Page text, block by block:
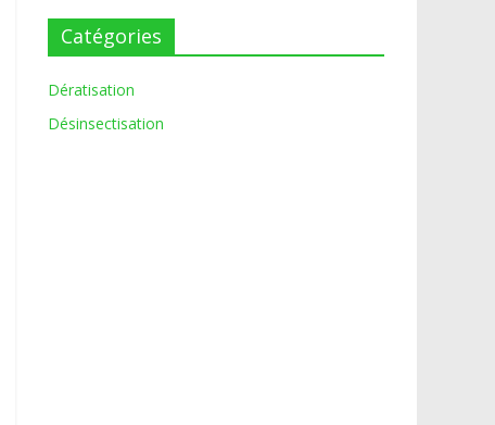
Catégories
Dératisation
Désinsectisation